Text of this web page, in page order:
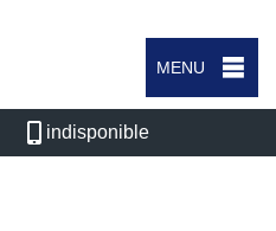
MENU
indisponible